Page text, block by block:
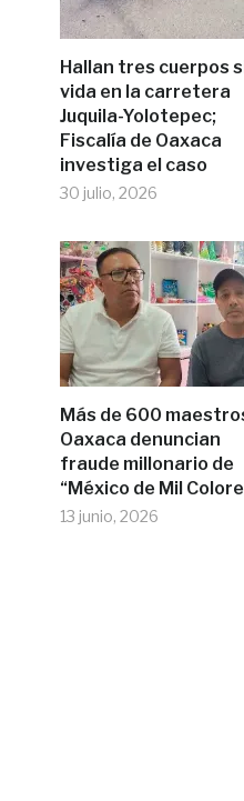
Hallan tres cuerpos
vida en la carretera
Juquila-Yolotepec;
Fiscalía de Oaxaca
investiga el caso
30 julio, 2026
Más de 600
Oaxaca denuncian
fraude millonario de
“México de Mil
13 junio, 2026